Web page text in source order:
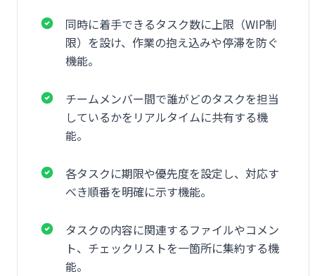
同時に着手できるタスク数に上限（WIP制
限）を設け、作業の抱え込みや停滞を防ぐ
機能。
チームメンバー間で誰がどのタスクを担当
しているかをリアルタイムに共有する機
能。
各タスクに期限や優先度を設定し、対応す
べき順番を明確に示す機能。
タスクの内容に関連するファイルやコメン
ト、チェックリストを一箇所に集約する機
能。